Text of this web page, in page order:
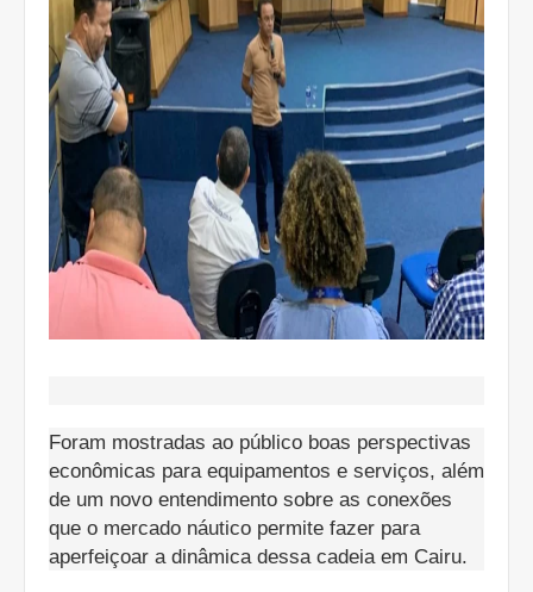
Foram mostradas ao público boas perspectivas
econômicas para equipamentos e serviços, além
de um novo entendimento sobre as conexões
que o mercado náutico permite fazer para
aperfeiçoar a dinâmica dessa cadeia em Cairu.